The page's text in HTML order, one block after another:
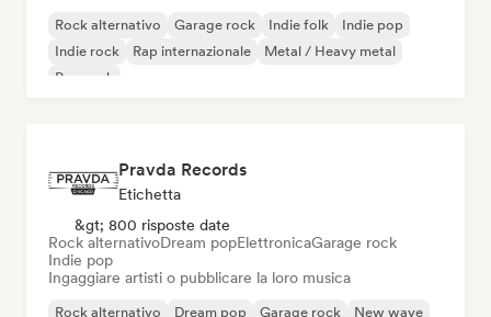
Rock alternativo Garage rock Indie folk
Indie pop
Indie rock
Rap internazionale
Metal / Heavy metal
Pop rock
Pravda Records
Etichetta
&gt; 800 risposte date
Rock alternativoDream popElettronicaGarage rock
Indie pop
Ingaggiare artisti o pubblicare la loro musica
Rock alternativo Dream pop Garage rock
New wave